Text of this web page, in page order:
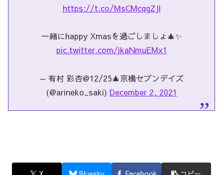
https://t.co/MsCMcqgZJl
一緒にhappy Xmasを過ごしましょ🎄✨
pic.twitter.com/jkaNmuEMx1
— 有村 彩杏@12/25🎄京橋セブンデイズ
(@arineko_saki) December 2, 2021